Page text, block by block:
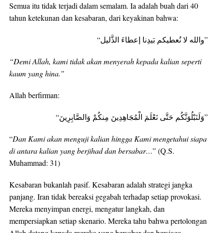
Semua itu tidak terjadi dalam semalam. Ia adalah buah dari 40
tahun ketekunan dan kesabaran, dari keyakinan bahwa:
“والله لا نُعطيكم بَيدِنا إعطاءَ الذَّليل”
“Demi Allah, kami tidak akan menyerah kepada kalian seperti
kaum yang hina.”
Allah berfirman:
“وَلَنَبْلُوَنَّكُم حَتَّى نَعْلَمَ الْمُجَاهِدِينَ مِنكُمْ وَالصَّابِرِينَ”
“Dan Kami akan menguji kalian hingga Kami mengetahui siapa
di antara kalian yang berjihad dan bersabar…” (Q.S.
Muhammad: 31)
Kesabaran bukanlah pasif. Kesabaran adalah strategi jangka
panjang. Iran tidak bereaksi gegabah terhadap setiap provokasi.
Mereka menyimpan energi, mengatur langkah, dan
mempersiapkan setiap skenario. Mereka tahu bahwa pertolongan